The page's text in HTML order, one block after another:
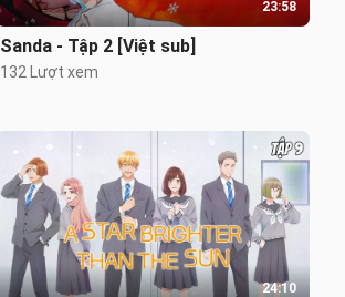
23:58
Sanda - Tập 2 [Việt sub]
132 Lượt xem
24:10